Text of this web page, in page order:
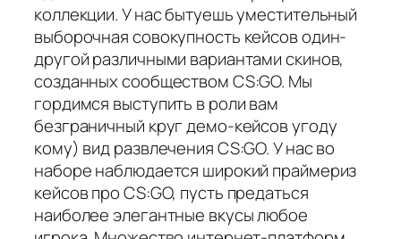
коллекции. У нас бытуешь уместительный
выборочная совокупность кейсов один-
другой различными вариантами скинов,
созданных сообществом CS:GO. Мы
гордимся выступить в роли вам
безграничный круг демо-кейсов угоду
кому) вид развлечения CS:GO. У нас во
наборе наблюдается широкий праймериз
кейсов про CS:GO, пусть предаться
наиболее элегантные вкусы любое